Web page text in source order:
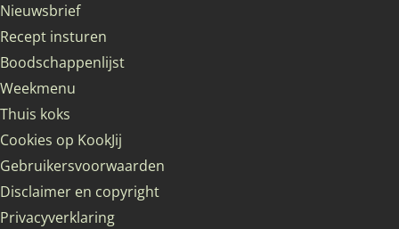
Nieuwsbrief
Recept insturen
Boodschappenlijst
Weekmenu
Thuis koks
Cookies op KookJij
Gebruikersvoorwaarden
Disclaimer en copyright
Privacyverklaring